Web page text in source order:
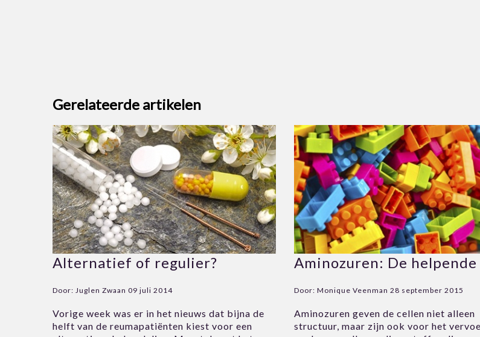
Gerelateerde artikelen
Alternatief of regulier?
Door: Juglen Zwaan 09 juli 2014
Vorige week was er in het nieuws dat bijna de
helft van de reumapatiënten kiest voor een
Aminozuren: De helpende
Door: Monique Veenman 28 september 2015
Aminozuren geven de cellen niet alleen
structuur, maar zijn ook voor het